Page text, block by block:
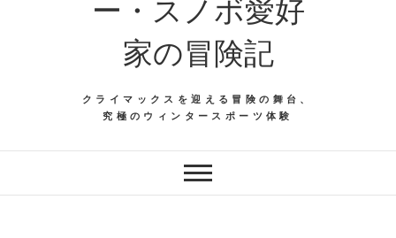
ー・スノボ愛好
家の冒険記
クライマックスを迎える冒険の舞台、
究極のウィンタースポーツ体験